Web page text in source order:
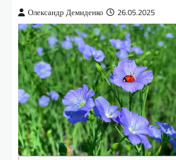
Олександр Демиденко 26.05.2025